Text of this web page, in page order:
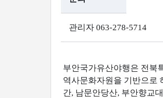
관리자 063-278-5714
부안국가유산야행은 전북
역사문화자원을 기반으로
간, 남문안당산, 부안향교